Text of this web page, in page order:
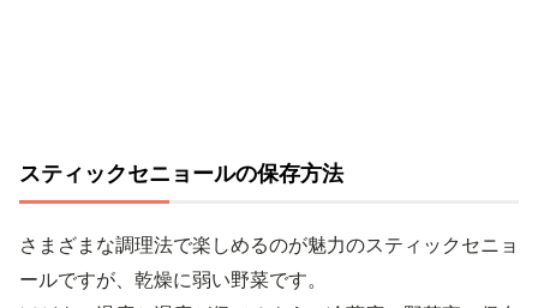
スティックセニョールの保存方法
さまざまな調理法で楽しめるのが魅力のスティックセニョ
ールですが、乾燥に弱い野菜です。